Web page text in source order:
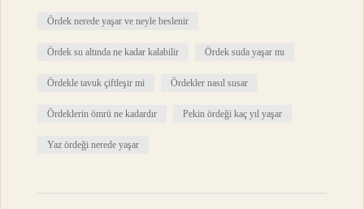
Ördek nerede yaşar ve neyle beslenir
Ördek su altında ne kadar kalabilir Ördek suda yaşar mı
Ördekle tavuk çiftleşir mi Ördekler nasıl susar
Ördeklerin ömrü ne kadardır Pekin ördeği kaç yıl yaşar
Yaz ördeği nerede yaşar